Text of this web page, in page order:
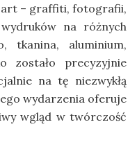
– graffiti, fotografii,
na różnych
tkanina, aluminium,
zostało precyzyjnie
na tę niezwykłą
wydarzenia oferuje
wgląd w twórczość